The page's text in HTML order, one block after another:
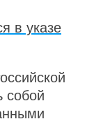
в указе
собой